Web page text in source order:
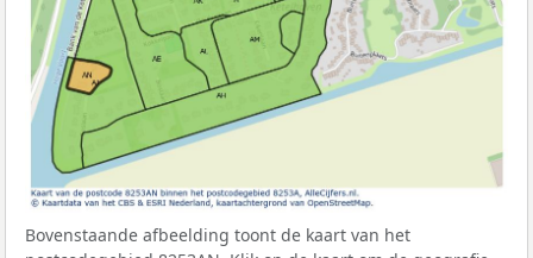
Bovenstaande afbeelding toont de kaart van het